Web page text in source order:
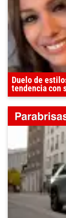
Duelo de
tendencia con